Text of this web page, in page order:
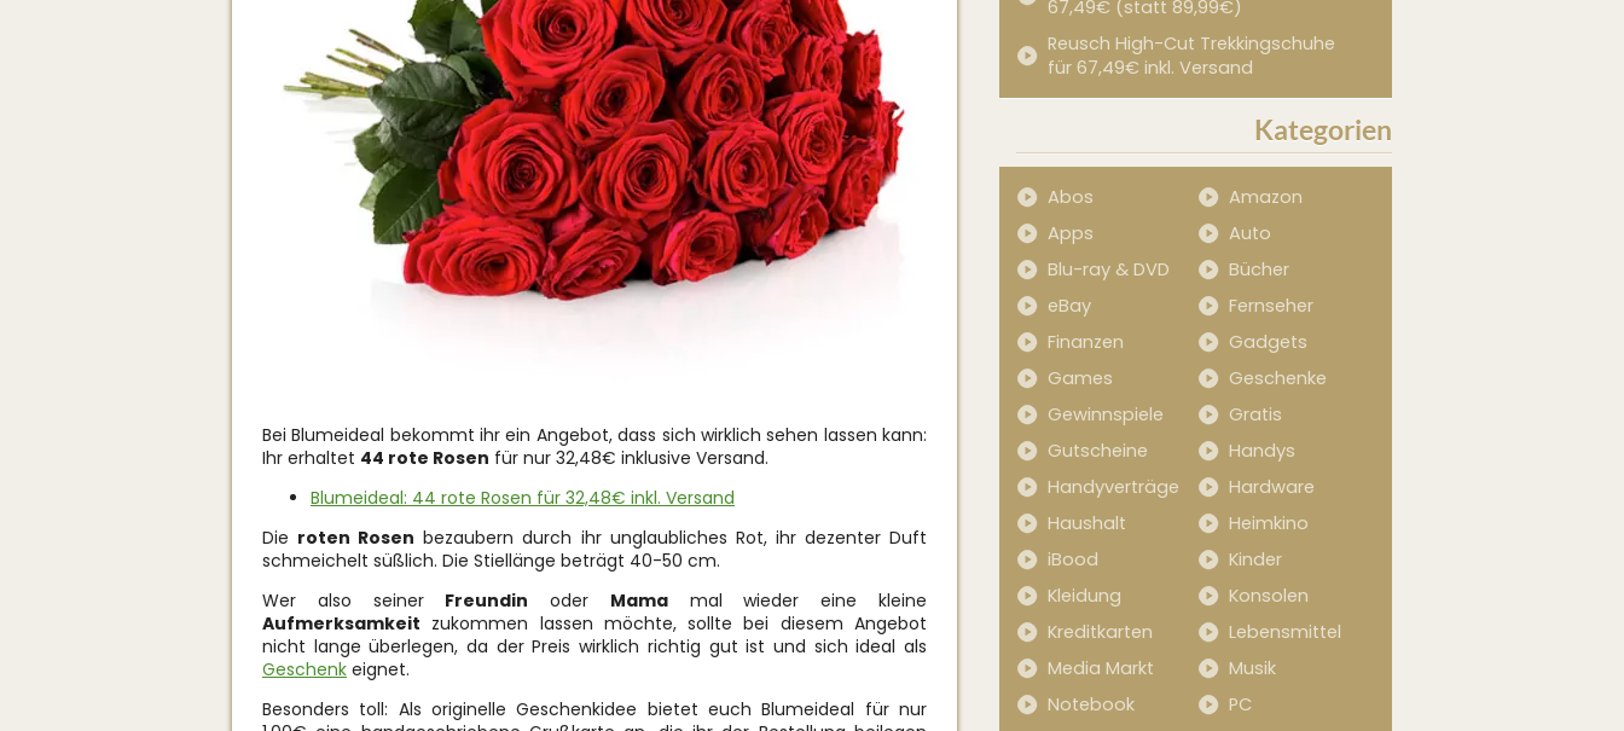
Bei Blumeideal bekommt ihr ein Angebot, dass sich wirklich sehen lassen kann:
Ihr erhaltet 44 rote Rosen für nur 32,48€ inklusive Versand.
Blumeideal: 44 rote Rosen für 32,48€ inkl. Versand
Die roten Rosen bezaubern durch ihr unglaubliches Rot, ihr dezenter Duft
schmeichelt süßlich. Die Stiellänge beträgt 40-50 cm.
Wer also seiner Freundin oder Mamamal wieder eine kleine
Aufmerksamkeit zukommen lassen möchte, sollte bei diesem Angebot
nicht lange überlegen, da der Preis wirklich richtig gut ist und sich ideal als
Geschenk eignet.
Besonders toll: Als originelle Geschenkidee bietet euch Blumeideal für nur
67,49€ (statt 89,99€)
Reusch High-Cut Trekkingschuhe
für 67,49€ inkl. Versand
Kategorien
Abos
Amazon
Apps
Auto
Blu-ray & DVD
Bücher
eBay
Fernseher
Finanzen
Gadgets
Games
Geschenke
Gewinnspiele
Gratis
Gutscheine
Handys
Handyverträge
Hardware
Haushalt
Heimkino
iBood
Kinder
Kleidung
Konsolen
Kreditkarten
Lebensmittel
Media Markt
Musik
Notebook
PC